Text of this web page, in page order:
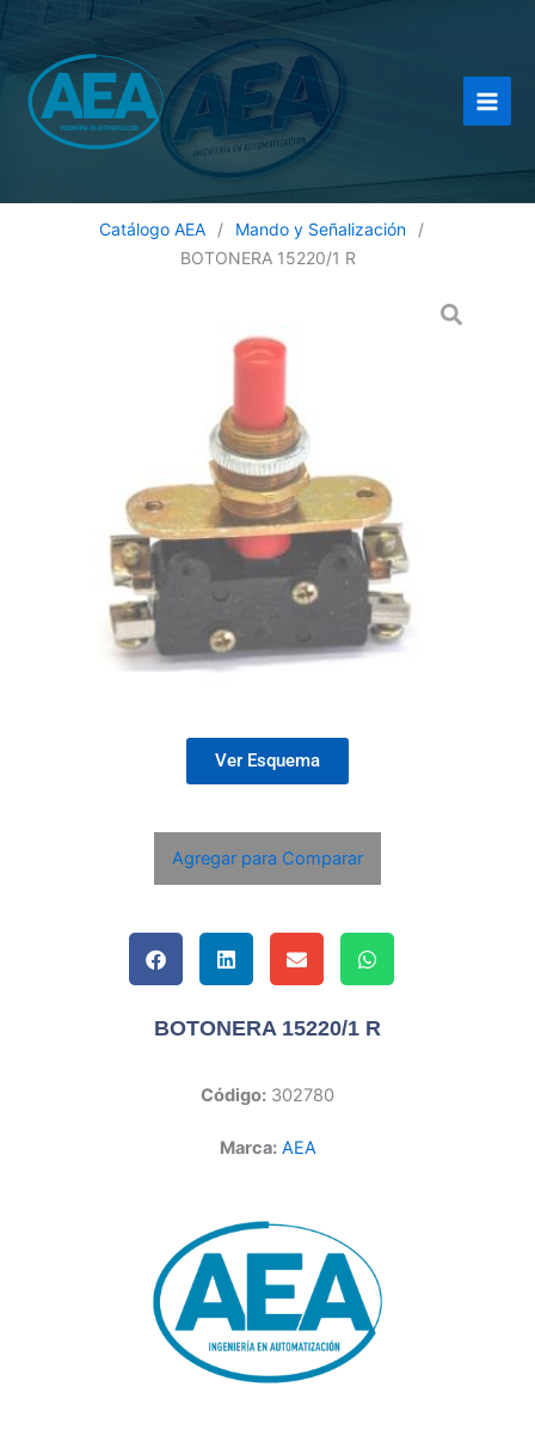
al
contenido
Catálogo AEA / Mando y Señalización
/
BOTONERA 15220/1 R
Ver Esquema
Agregar para Comparar
BOTONERA 15220/1 R
Código: 302780
Marca: AEA